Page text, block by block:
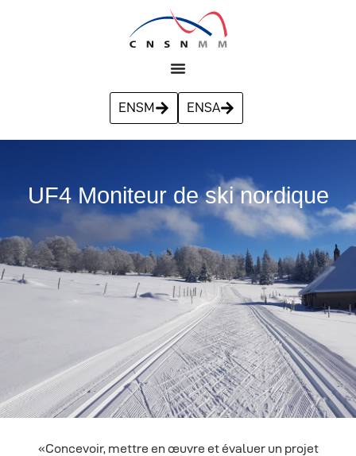
ENSM ENSA
UF4 Moniteur de ski nordique
«Concevoir, mettre en œuvre et évaluer un projet